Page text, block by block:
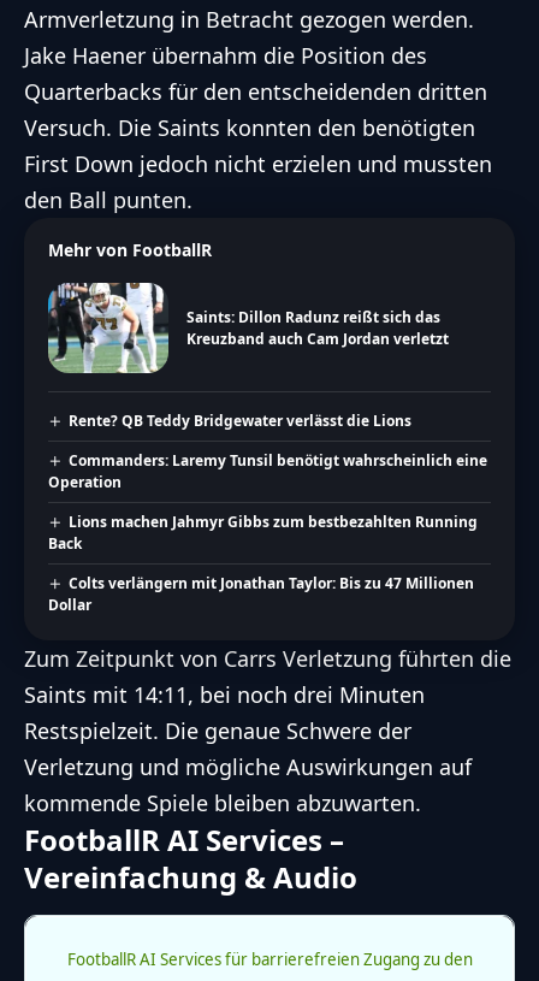
Armverletzung in Betracht gezogen werden.
Jake Haener übernahm die Position des
Quarterbacks für den entscheidenden dritten
Versuch. Die Saints konnten den benötigten
First Down jedoch nicht erzielen und mussten
den Ball punten.
Mehr von FootballR
Saints: Dillon Radunz reißt sich das
Kreuzband auch Cam Jordan verletzt
Rente? QB Teddy Bridgewater verlässt die Lions
Commanders: Laremy Tunsil benötigt wahrscheinlich eine
Operation
Lions machen Jahmyr Gibbs zum bestbezahlten Running
Back
Colts verlängern mit Jonathan Taylor: Bis zu 47 Millionen
Dollar
Zum Zeitpunkt von Carrs Verletzung führten die
Saints mit 14:11, bei noch drei Minuten
Restspielzeit. Die genaue Schwere der
Verletzung und mögliche Auswirkungen auf
kommende Spiele bleiben abzuwarten.
FootballR AI Services –
Vereinfachung & Audio
FootballR AI Services für barrierefreien Zugang zu den